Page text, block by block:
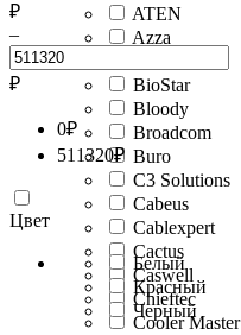
ATEN
Azza
BioStar
Bloody
Broadcom
Buro
C3 Solutions
Cabeus
Cablexpert
Cactus
Caswell
Chieftec
Cooler Master
₽
–
₽
0₽
511320₽
Цвет
Белый
Красный
Черный